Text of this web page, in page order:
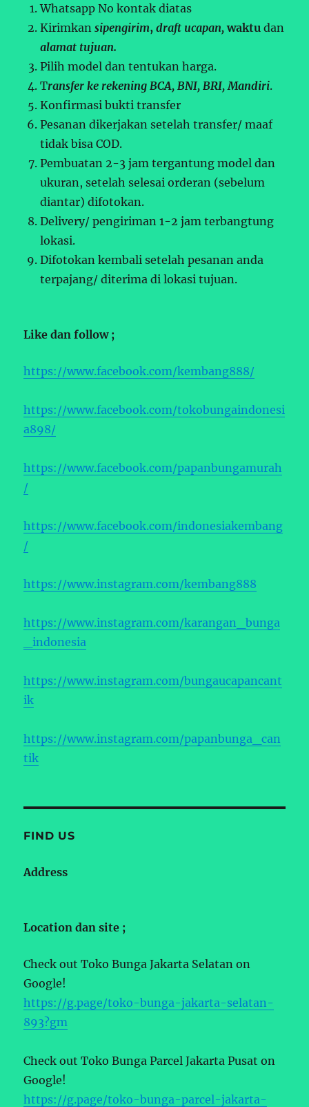
Whatsapp No kontak diatas
Kirimkansipengirim,draft ucapan,waktudan
alamat tujuan.
Pilih model dan tentukan harga.
Transfer ke rekening BCA, BNI, BRI, Mandiri.
Konfirmasi bukti transfer
Pesanan dikerjakan setelah transfer/ maaf
tidak bisa COD.
Pembuatan 2-3 jam tergantung model dan
ukuran, setelah selesai orderan (sebelum
diantar) difotokan.
Delivery/ pengiriman 1-2 jam terbangtung
lokasi.
Difotokan kembali setelah pesanan anda
terpajang/ diterima di lokasi tujuan.
Like dan follow ;
https://www.facebook.com/kembang888/
https://www.facebook.com/tokobungaindonesi
a898/
https://www.facebook.com/papanbungamurah
/
https://www.facebook.com/indonesiakembang
/
https://www.instagram.com/kembang888
https://www.instagram.com/karangan_bunga
_indonesia
https://www.instagram.com/bungaucapancant
ik
https://www.instagram.com/papanbunga_can
tik
FIND US
Address
Location dan site ;
Check out Toko Bunga Jakarta Selatan on
Google!
https://g.page/toko-bunga-jakarta-selatan-
893?gm
Check out Toko Bunga Parcel Jakarta Pusat on
Google!
https://g.page/toko-bunga-parcel-jakarta-